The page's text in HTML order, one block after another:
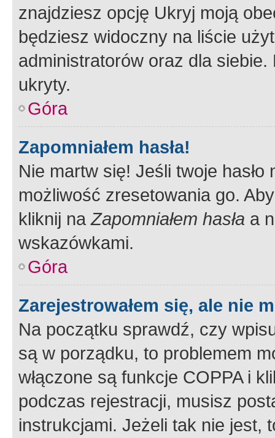
znajdziesz opcję Ukryj moją
będziesz widoczny na liście
administratorów oraz dla
ukryty.
Góra
Zapomniałem hasła!
Nie martw się! Jeśli twoje
możliwość zresetowania go.
kliknij naZapomniałem hasła a
wskazówkami.
Góra
Zarejestrowałem się, ale nie
Na początku sprawdź, czy
są w porządku, to problemem
włączone są funkcje COPPA i
podczas rejestracji, musisz
instrukcjami. Jeżeli tak nie jest,